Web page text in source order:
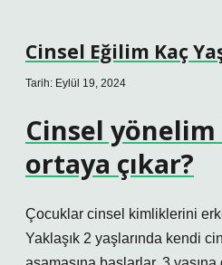
Cinsel Eğilim Kaç
Tarih: Eylül 19, 2024
Cinsel yönelim
ortaya çıkar?
Çocuklar cinsel kimliklerini
Yaklaşık 2 yaşlarında kendi